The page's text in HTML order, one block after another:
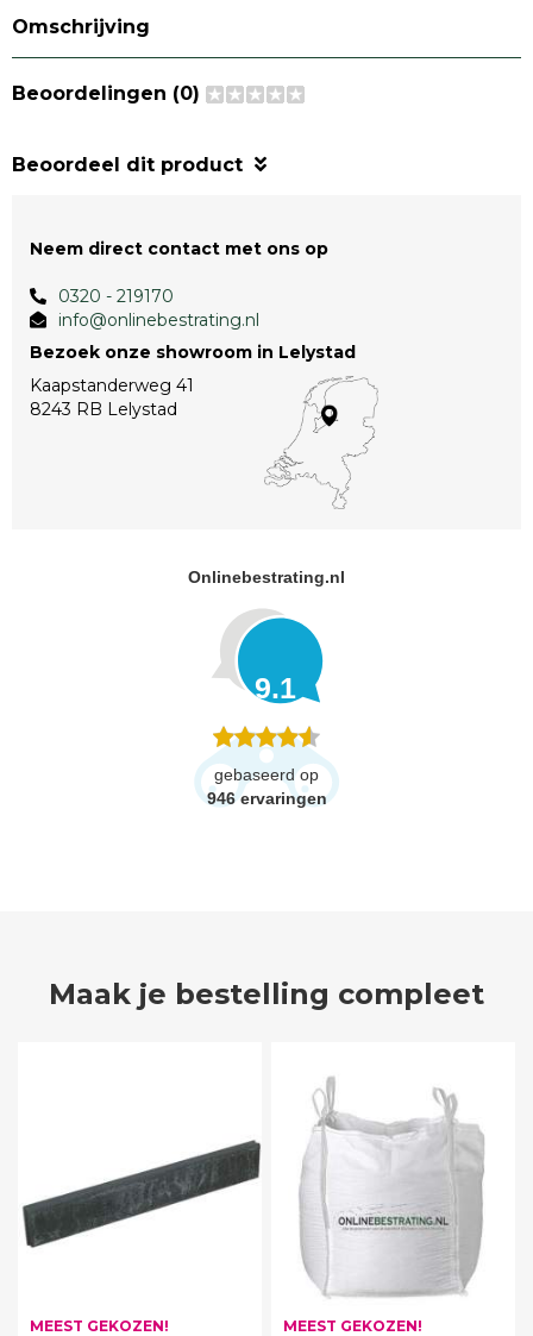
Omschrijving
Beoordelingen (0)
Beoordeel dit product
Neem direct contact met ons op
0320 - 219170
info@onlinebestrating.nl
Bezoek onze showroom in Lelystad
Kaapstanderweg 41
8243 RB Lelystad
Onlinebestrating.nl
9.1
gebaseerd op
946 ervaringen
Maak je bestelling compleet
MEEST GEKOZEN! MEEST GEKOZEN!